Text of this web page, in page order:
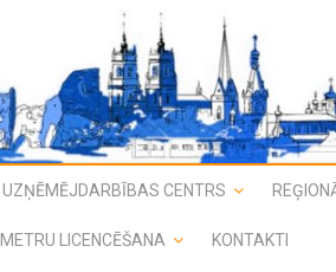
UZŅĒMĒJDARBĪBAS CENTRS
LICENCĒŠANA KONTAKTI